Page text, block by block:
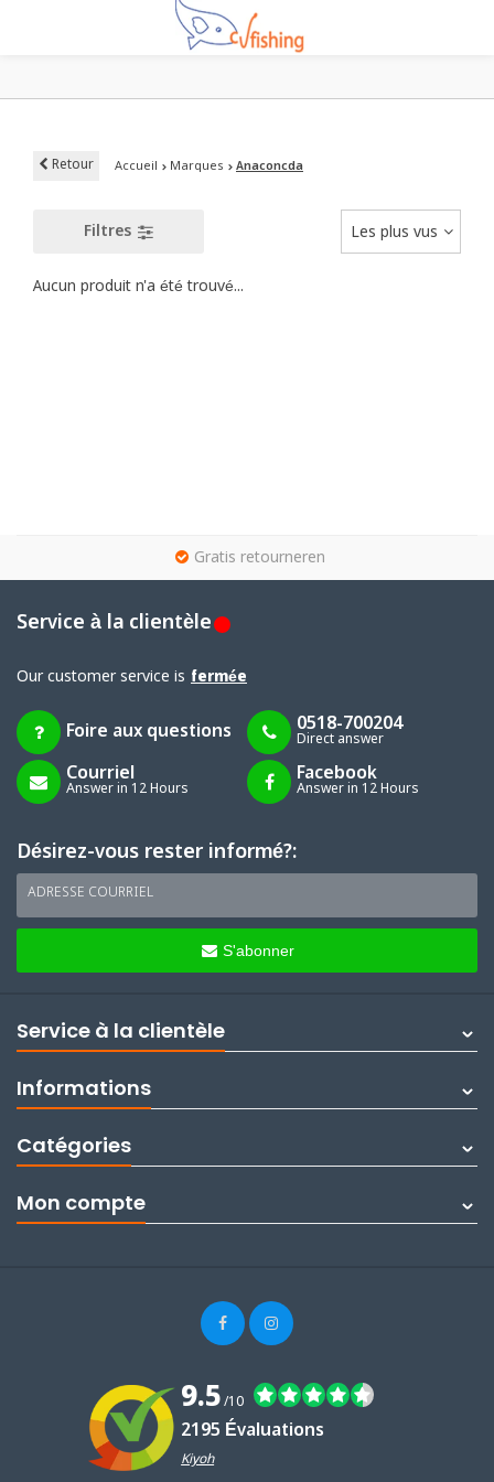
Retour Accueil Marques Anaconcda
Filtres Les plus vus
Aucun produit n'a été trouvé...
Gratis retourneren
Service à la clientèle
Our customer service is fermée
Foire aux questions 0518-700204
Direct answer
Courriel
Answer in 12 Hours
Facebook
Answer in 12 Hours
Désirez-vous rester informé?:
ADRESSE COURRIEL
S'abonner
Service à la clientèle
Informations
Catégories
Mon compte
9.5/10
2195 Évaluations
Kiyoh